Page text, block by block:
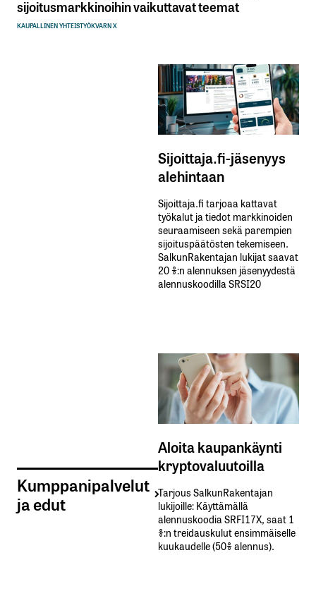
sijoitusmarkkinoihin vaikuttavat teemat
KAUPALLINEN YHTEISTYÖKVARN X
Kumppanipalvelut
ja edut
Sijoittaja.fi-jäsenyys
alehintaan
Sijoittaja.fi tarjoaa kattavat
työkalut ja tiedot markkinoiden
seuraamiseen sekä parempien
sijoituspäätösten tekemiseen.
SalkunRakentajan lukijat saavat
20 %:n alennuksen jäsenyydestä
alennuskoodilla SRSI20
Aloita kaupankäynti
kryptovaluutoilla
Tarjous SalkunRakentajan
lukijoille: Käyttämällä​ ​
alennuskoodia​ ​SRFI17X,​ ​saat​ ​1
%:n treidauskulut​ ​ensimmäiselle​ ​
kuukaudelle​ ​(50%​ ​alennus).